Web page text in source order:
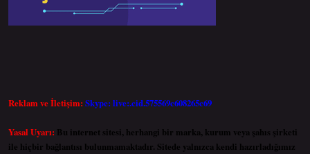
Reklam ve İletişim: Skype: live:.cid.575569c608265c69
Yasal Uyarı: Bu internet sitesi, herhangi bir marka, kurum veya şahıs şirketi
ile hiçbir bağlantısı bulunmamaktadır. Sitede yalnızca kendi hazırladığımız